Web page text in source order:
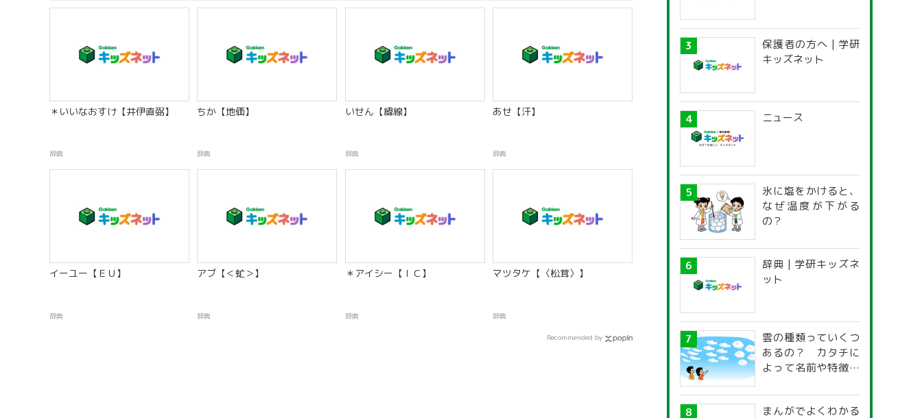
＊いいなおすけ【井伊直弼】
辞典
ちか【地価】
辞典
いせん【緯線】
辞典
あせ【汗】
辞典
イーユー【ＥＵ】
辞典
アブ【＜虻＞】
辞典
＊アイシー【ＩＣ】
辞典
マツタケ【〈松茸〉】
辞典
Recommended by
保護者の方へ | 学研
キッズネット
ニュース
氷に塩をかけると、
なぜ温度が下がる
の？
辞典 | 学研キッズネ
ット
雲の種類っていくつ
あるの？ カタチに
よって名前や特徴が
まんがでよくわかる